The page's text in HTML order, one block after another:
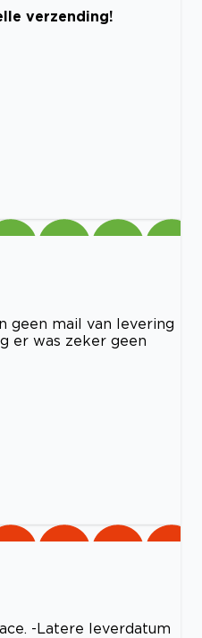
verzending!
geen mail van levering
er was zeker geen
-Latere leverdatum